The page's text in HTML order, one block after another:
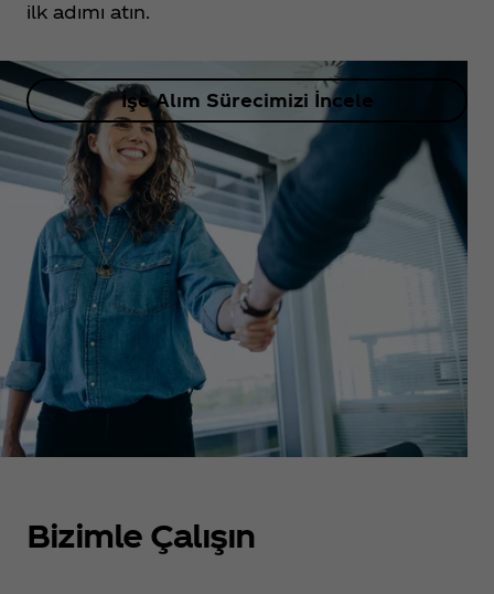
ilk adımı atın.
İşe Alım Sürecimizi İncele
Bizimle Çalışın